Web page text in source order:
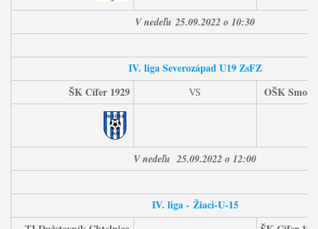
V nedeľu 25.09.2022 o 10:30
IV. liga Severozápad U19 ZsFZ
ŠK Cífer 1929
VS OŠK
V nedeľu 25.09.2022 o 12:00
IV. liga - Žiaci-U-15